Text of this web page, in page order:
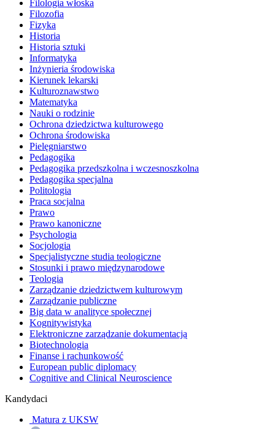
Filologia włoska
Filozofia
Fizyka
Historia
Historia sztuki
Informatyka
Inżynieria środowiska
Kierunek lekarski
Kulturoznawstwo
Matematyka
Nauki o rodzinie
Ochrona dziedzictwa kulturowego
Ochrona środowiska
Pielęgniarstwo
Pedagogika
Pedagogika przedszkolna i wczesnoszkolna
Pedagogika specjalna
Politologia
Praca socjalna
Prawo
Prawo kanoniczne
Psychologia
Socjologia
Specjalistyczne studia teologiczne
Stosunki i prawo międzynarodowe
Teologia
Zarządzanie dziedzictwem kulturowym
Zarządzanie publiczne
Big data w analityce społecznej
Kognitywistyka
Elektroniczne zarządzanie dokumentacją
Biotechnologia
Finanse i rachunkowość
European public diplomacy
Cognitive and Clinical Neuroscience
Kandydaci
Matura z UKSW